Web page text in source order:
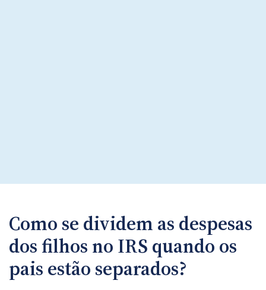
Como se dividem as despesas
dos filhos no IRS quando os
pais estão separados?